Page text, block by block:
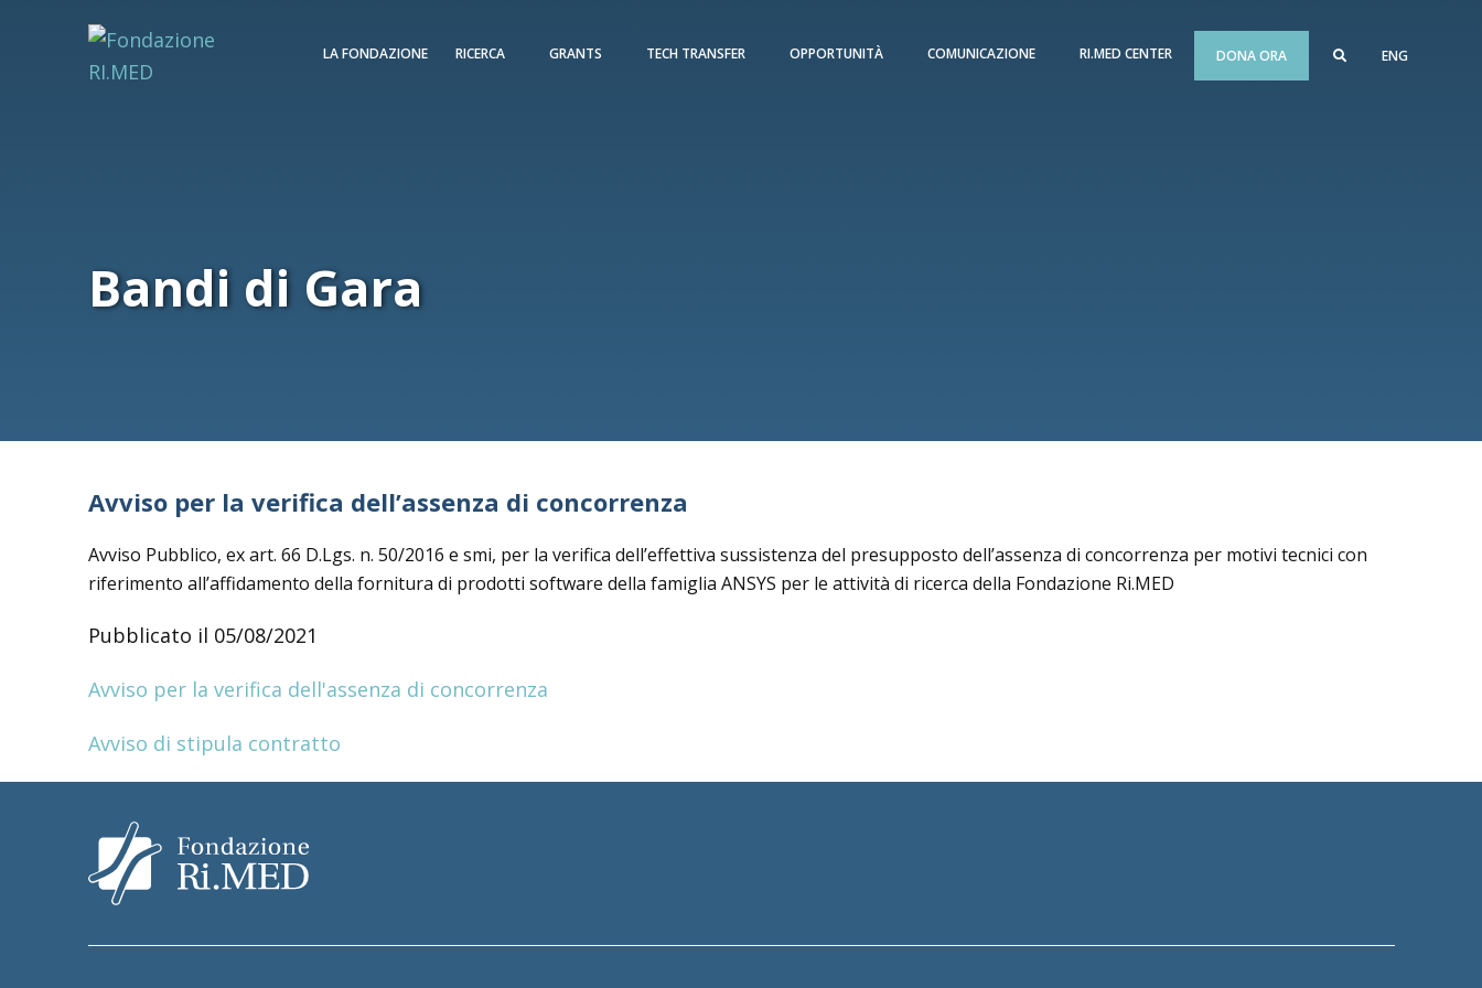
LA FONDAZIONE RICERCA GRANTS TECH TRANSFER OPPORTUNITÀ COMUNICAZIONE RI.MED CENTER DONA ORA ENG
Bandi di Gara
Avviso per la verifica dell’assenza di concorrenza
Avviso Pubblico, ex art. 66 D.Lgs. n. 50/2016 e smi, per la verifica dell’effettiva sussistenza del presupposto dell’assenza di concorrenza per motivi tecnici con
riferimento all’affidamento della fornitura di prodotti software della famiglia ANSYS per le attività di ricerca della Fondazione Ri.MED
Pubblicato il 05/08/2021
Avviso per la verifica dell'assenza di concorrenza
Avviso di stipula contratto